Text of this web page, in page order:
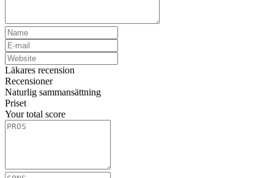
Läkares recension
Recensioner
Naturlig sammansättning
Priset
Your total score